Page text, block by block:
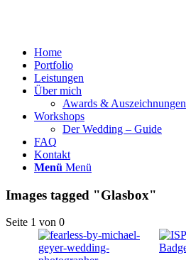
Home
Portfolio
Leistungen
Über mich
Awards & Auszeichnungen
Workshops
Der Wedding – Guide
FAQ
Kontakt
Menü Menü
Images tagged "Glasbox"
Seite 1 von 0